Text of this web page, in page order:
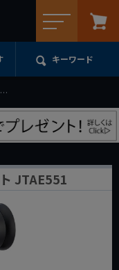
キーワード
JTAE551